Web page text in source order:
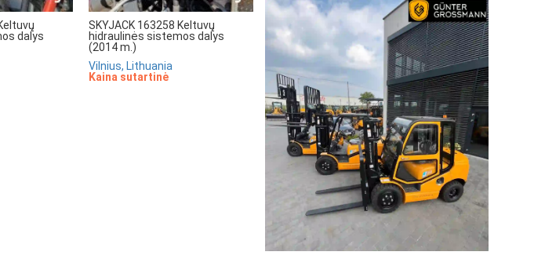
dalys
SKYJACK 163258 Keltuvų
hidraulinės sistemos dalys
(2014 m.)
Vilnius, Lithuania
Kaina sutartinė